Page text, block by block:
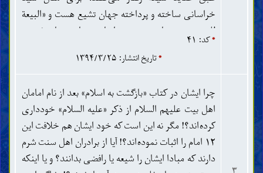
. خود جناب خراسانی گفته حنیفاً مسلماً هستم، ولی من
جز طرفداری‌اش از شیعه حقیقت بیشتری نیافتم. در
کتابش، تا جایی که بر امامان اربعه اهل سنّت اعتراض
داشته و صحیح‌ترین کتاب‌شان به ضعف الروایه فی بعض
و متناقض کلینی حتی یک نقد کرده باشد! ۴ . قایل به
تحریف قرآن نیست، ولی از مذهب تشیع جانبدارانه‌تر دفاع
نموده، حال آنکه کتاب کافی بابی بنام «قرآن را جز ائمه
کسی جمع آوری نکرده و هرکس ادعای جمع آوری کلّ
قرآن را کرده باشد دروغ گفته» وجود دارد! ۵ . دیگران را از
خراسانی ساخته و پرداخته جهان تشیع هست و «البیعة
لله» و پرچم سیاه و منصور خراسانی تنها در عقاید شیعه و
احادیث خرافی آنان پیدا می‌شود. *کد: ۴۱
*تاریخ انتشار: ۱۳۹۴/۳/۲۵
چرا ایشان در کتاب «بازگشت به اسلام» بعد از نام امامان
اهل بیت علیهم السلام از ذکر «علیه السلام» خودداری
کرده‌اند؟! مگر نه این است که خود ایشان هم خلافت این
۱۲ امام را اثبات نموده‌اند؟! آیا از برادران اهل سنت شرم
دارند که مبادا ایشان را شیعه یا رافضی بدانند؟ و یا اینکه